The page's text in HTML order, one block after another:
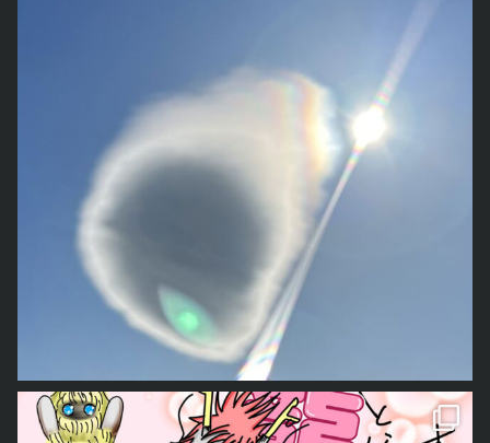
この度noteの方で、新しくくろべぇ達との日常を描いたエッセイマンガを連載